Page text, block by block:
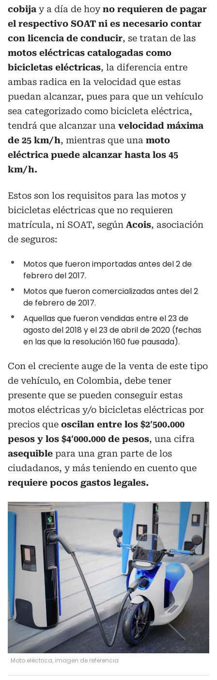
cobija y a día de hoyno requieren de pagar
el respectivo SOAT ni es necesario contar
con licencia de conducir, se tratan de las
motos eléctricas catalogadas como
bicicletas eléctricas, la diferencia entre
ambas radica en la velocidad que estas
puedan alcanzar, pues para que un vehículo
sea categorizado como bicicleta eléctrica,
tendrá que alcanzar una velocidad máxima
de 25 km/h, mientras que una moto
eléctrica puede alcanzar hasta los 45
km/h.
Estos son los requisitos para las motos y
bicicletas eléctricas que no requieren
matrícula, ni SOAT, según Acois, asociación
de seguros:
Motos que fueron importadas antes del 2 de
febrero del 2017.
Motos que fueron comercializadas antes del 2
de febrero de 2017.
Aquellas que fueron vendidas entre el 23 de
agosto del 2018 y el 23 de abril de 2020 (fechas
en las que la resolución 160 fue pausada).
Con el creciente auge de la venta de este tipo
de vehículo, en Colombia, debe tener
presente que se pueden conseguir estas
motos eléctricas y/o bicicletas eléctricas por
precios que oscilan entre los $2′500.000
pesos y los $4′000.000 de pesos, una cifra
asequible para una gran parte de los
ciudadanos, y más teniendo en cuento que
requiere pocos gastos legales.
Moto eléctrica, imagen de referencia